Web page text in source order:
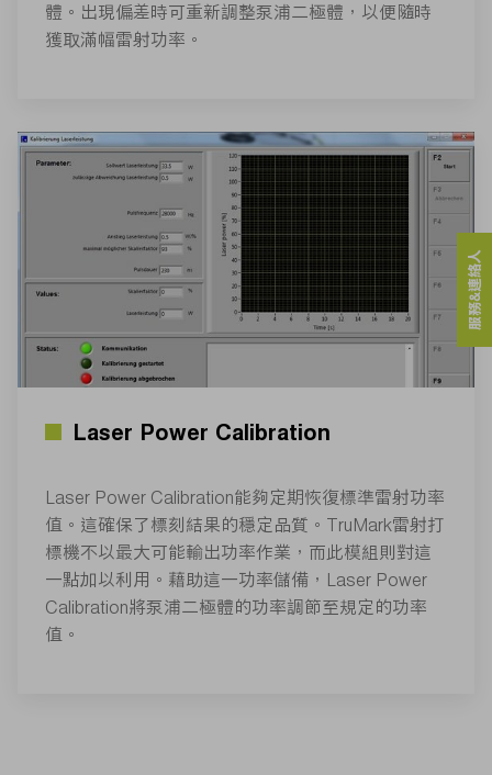
體。出現偏差時可重新調整泵浦二極體，以便隨時
獲取滿幅雷射功率。
Laser Power Calibration
Laser Power Calibration能夠定期恢復標準雷射功率
值。這確保了標刻結果的穩定品質。TruMark雷射打
標機不以最大可能輸出功率作業，而此模組則對這
一點加以利用。藉助這一功率儲備，Laser Power
Calibration將泵浦二極體的功率調節至規定的功率
值。
服務&連絡人